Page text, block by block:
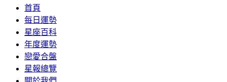
首頁
每日運勢
星座百科
年度運勢
戀愛合盤
星報總覽